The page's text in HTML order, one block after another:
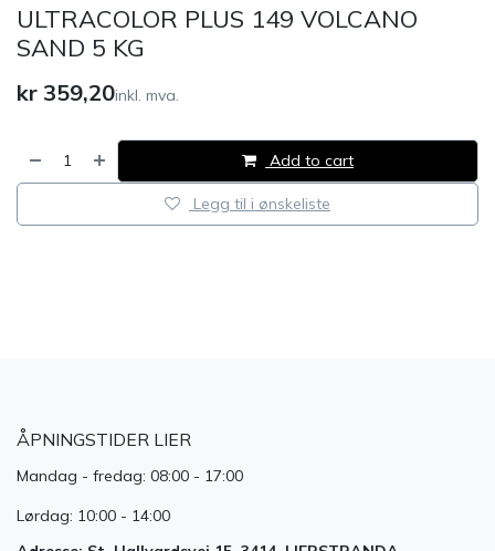
ULTRACOLOR PLUS 149 VOLCANO
SAND 5 KG
kr 359,20inkl. mva.
Add to cart
Legg til i ønskeliste
ÅPNINGSTIDER LIER
Mandag - fredag: 08:00 - 17:00
Lørdag: 10:00 - 14:00